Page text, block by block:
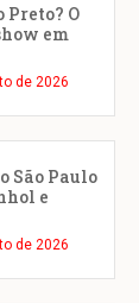
Preto? O
em
de 2026
São Paulo
e
de 2026